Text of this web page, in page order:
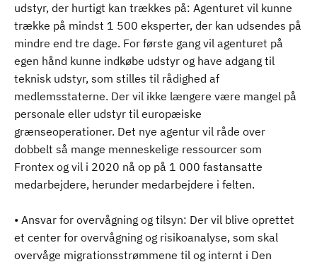
udstyr, der hurtigt kan trækkes på: Agenturet vil kunne
trække på mindst 1 500 eksperter, der kan udsendes på
mindre end tre dage. For første gang vil agenturet på
egen hånd kunne indkøbe udstyr og have adgang til
teknisk udstyr, som stilles til rådighed af
medlemsstaterne. Der vil ikke længere være mangel på
personale eller udstyr til europæiske
grænseoperationer. Det nye agentur vil råde over
dobbelt så mange menneskelige ressourcer som
Frontex og vil i 2020 nå op på 1 000 fastansatte
medarbejdere, herunder medarbejdere i felten.
• Ansvar for overvågning og tilsyn: Der vil blive oprettet
et center for overvågning og risikoanalyse, som skal
overvåge migrationsstrømmene til og internt i Den